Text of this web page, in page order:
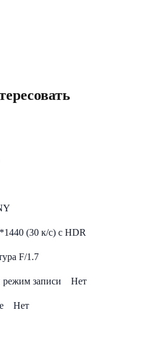
(30 к/с) с HDR
F/1.7
режим записи Нет
Нет